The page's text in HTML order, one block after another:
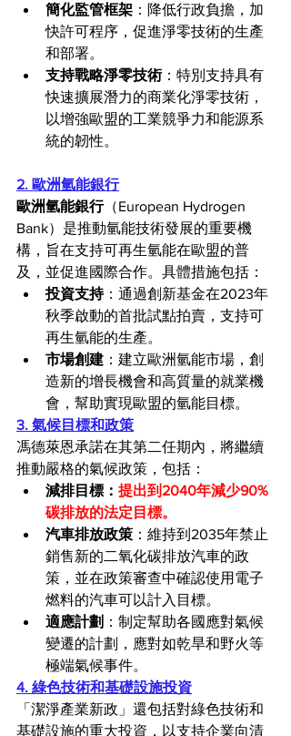
簡化監管框架 ：降低行政負擔，加
快許可程序，促進淨零技術的生產
和部署。
支持戰略淨零技術：特別支持具有
快速擴展潛力的商業化淨零技術，
以增強歐盟的工業競爭力和能源系
統的韌性。
2. 歐洲氫能銀行
歐洲氫能銀行（European Hydrogen
Bank）是推動氫能技術發展的重要機
構，旨在支持可再生氫能在歐盟的普
及，並促進國際合作。具體措施包括：
投資支持：通過創新基金在2023年
秋季啟動的首批試點拍賣，支持可
再生氫能的生產。
市場創建 ：建立歐洲氫能市場，創
造新的增長機會和高質量的就業機
會，幫助實現歐盟的氫能目標。
3. 氣候目標和政策
馮德萊恩承諾在其第二任期內，將繼續
推動嚴格的氣候政策，包括：
減排目標 ： 提出到2040年減少90%
碳排放的法定目標。
汽車排放政策 ：維持到2035年禁止
銷售新的二氧化碳排放汽車的政
策，並在政策審查中確認使用電子
燃料的汽車可以計入目標。
適應計劃 ：制定幫助各國應對氣候
變遷的計劃，應對如乾旱和野火等
極端氣候事件。
4. 綠色技術和基礎設施投資
「潔淨產業新政」還包括對綠色技術和
基礎設施的重大投資，以支持企業向清